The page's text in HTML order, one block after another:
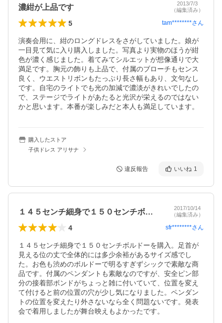
濃紺が上品です
2013/7/3
（編集済み）
5 tam********さん
演奏会用に、紺のロングドレスをさがしていました。娘が
一目見て気に入り購入しました。写真より実物のほうが紺
色が濃く感じました。着てみてシルエットが想像通りで大
満足です。胸元の飾りも上品で、付属のブローチもセンス
良く、ウエストリボンもたっぷり長さ幅もあり、文句なし
です。自宅のライトでも光の加減で濃淡がきれいでしたの
で、ステージでライトがあたると光沢が栄えるのではない
かと思います。本番が楽しみだと本人も満足しています。
購入したストア
子供ドレス アリサナ
違反報告 いいね 1
１４５センチ細身で１５０センチボルドー…
2017/10/14
（編集済み）
4 sfr********さん
１４５センチ細身で１５０センチボルドーを購入。足首が
見える位の丈で全体的には多少余裕があるサイズ感でし
た。お色も渋めのボルドーで明るすぎずシックで素敵な商
品です。付属のペンダントも素敵なのですが、安全ピン部
分の接着部ボンドがちょっと雑に付いていて、位置を変え
て付けると前の位置の穴が少し気になりました。ペンダン
トの位置を変えたり外さないなら全く問題ないです。発表
会で着用しましたが舞台映えもよかったです。